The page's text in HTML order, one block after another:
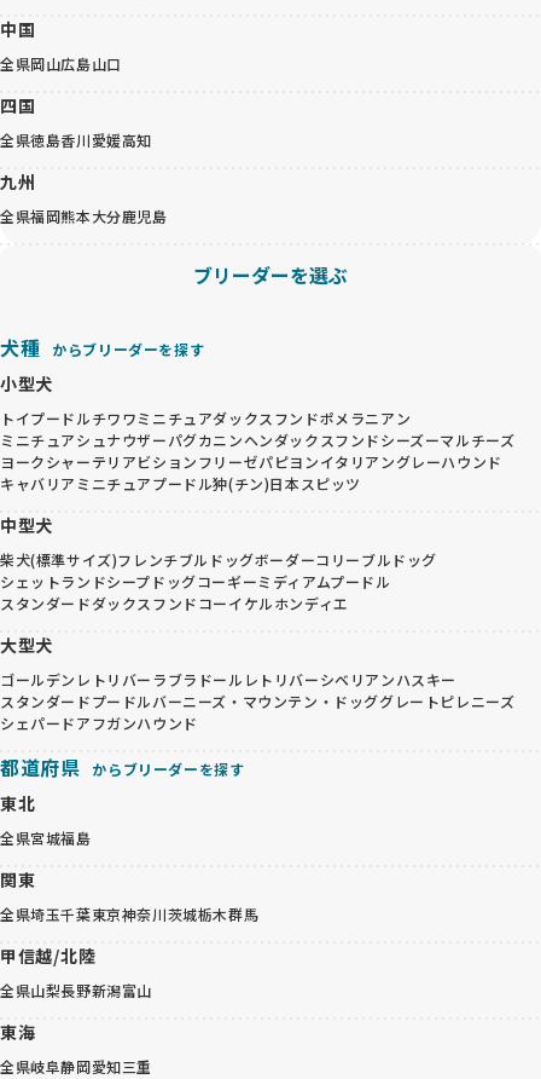
中国
全県岡山広島山口
四国
全県徳島香川愛媛高知
九州
全県福岡熊本大分鹿児島
ブリーダーを選ぶ
犬種 からブリーダーを探す
小型犬
トイプードルチワワミニチュアダックスフンドポメラニアン
ミニチュアシュナウザーパグカニンヘンダックスフンドシーズーマルチーズ
ヨークシャーテリアビションフリーゼパピヨンイタリアングレーハウンド
キャバリア ミニチュアプードル狆(チン)日本スピッツ
中型犬
柴犬(標準サイズ)フレンチブルドッグボーダーコリーブルドッグ
シェットランドシープドッグコーギーミディアムプードル
スタンダードダックスフンドコーイケルホンディエ
大型犬
ゴールデンレトリバー ラブラドールレトリバーシベリアンハスキー
スタンダードプードルバーニーズ・マウンテン・ドッググレートピレニーズ
シェパードアフガンハウンド
都道府県 からブリーダーを探す
東北
全県宮城福島
関東
全県埼玉千葉東京神奈川茨城栃木群馬
甲信越/北陸
全県山梨長野新潟富山
東海
全県岐阜静岡愛知三重